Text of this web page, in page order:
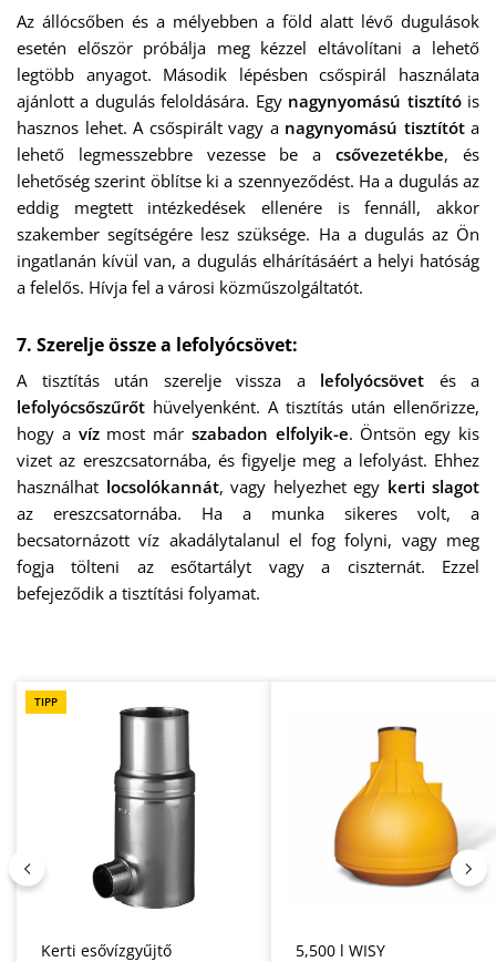
Az állócsőben és a mélyebben a föld alatt lévő dugulások
esetén először próbálja meg kézzel eltávolítani a lehető
legtöbb anyagot. Második lépésben csőspirál használata
ajánlott a dugulás feloldására. Egy nagynyomású tisztítóis
hasznos lehet. A csőspirált vagy a nagynyomású tisztítóta
lehető legmesszebbre vezesse be acsővezetékbe, és
lehetőség szerint öblítse ki a szennyeződést. Ha a dugulás az
eddig megtett intézkedések ellenére is fennáll, akkor
szakember segítségére lesz szüksége. Ha a dugulás az Ön
ingatlanán kívül van, a dugulás elhárításáért a helyi hatóság
a felelős. Hívja fel a városi közműszolgáltatót.
7. Szerelje össze a lefolyócsövet:
A tisztítás után szerelje vissza a lefolyócsövet és a
lefolyócsőszűrőt hüvelyenként. A tisztítás után ellenőrizze,
hogy a vízmost már szabadon elfolyik-e. Öntsön egy kis
vizet az ereszcsatornába, és figyelje meg a lefolyást. Ehhez
használhat locsolókannát, vagy helyezhet egy kerti slagot
az ereszcsatornába. Ha a munka sikeres volt, a
becsatornázott víz akadálytalanul el fog folyni, vagy meg
fogja tölteni az esőtartályt vagy a ciszternát. Ezzel
befejeződik a tisztítási folyamat.
TIPP
Kerti esővízgyűjtő
5,500 l WISY